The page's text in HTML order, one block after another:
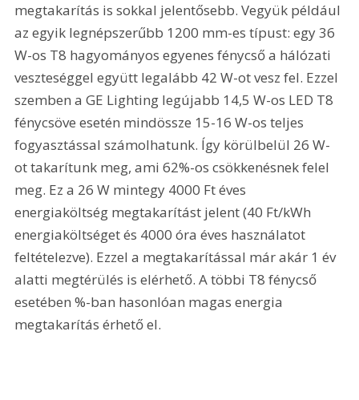
megtakarítás is sokkal jelentősebb. Vegyük például
az egyik legnépszerűbb 1200 mm-es típust: egy 36
W-os T8 hagyományos egyenes fénycső a hálózati
veszteséggel együtt legalább 42 W-ot vesz fel. Ezzel
szemben a GE Lighting legújabb 14,5 W-os LED T8
fénycsöve esetén mindössze 15-16 W-os teljes
fogyasztással számolhatunk. Így körülbelül 26 W-
ot takarítunk meg, ami 62%-os csökkenésnek felel
meg. Ez a 26 W mintegy 4000 Ft éves
energiaköltség megtakarítást jelent (40 Ft/kWh
energiaköltséget és 4000 óra éves használatot
feltételezve). Ezzel a megtakarítással már akár 1 év
alatti megtérülés is elérhető. A többi T8 fénycső
esetében %-ban hasonlóan magas energia
megtakarítás érhető el.